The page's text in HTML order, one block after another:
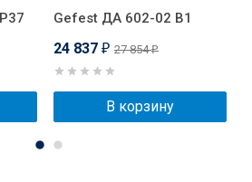
Gefest ДА 602-02 B1
24 837 ₽ 27 854₽
В корзину